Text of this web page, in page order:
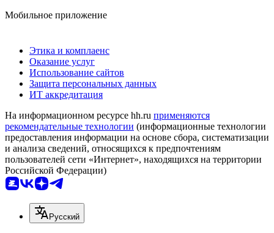
Мобильное приложение
Этика и комплаенс
Оказание услуг
Использование сайтов
Защита персональных данных
ИТ аккредитация
На информационном ресурсе hh.ru применяются
рекомендательные технологии (информационные технологии
предоставления информации на основе сбора, систематизации
и анализа сведений, относящихся к предпочтениям
пользователей сети «Интернет», находящихся на территории
Российской Федерации)
Русский